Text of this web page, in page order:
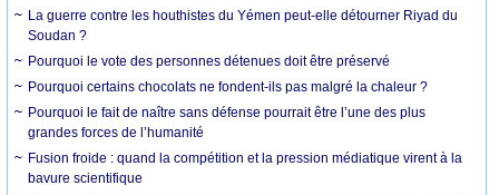
La guerre contre les houthistes du Yémen peut-elle détourner Riyad du
Soudan ?
Pourquoi le vote des personnes détenues doit être préservé
Pourquoi certains chocolats ne fondent-ils pas malgré la chaleur ?
Pourquoi le fait de naître sans défense pourrait être l’une des plus
grandes forces de l’humanité
Fusion froide : quand la compétition et la pression médiatique virent à la
bavure scientifique